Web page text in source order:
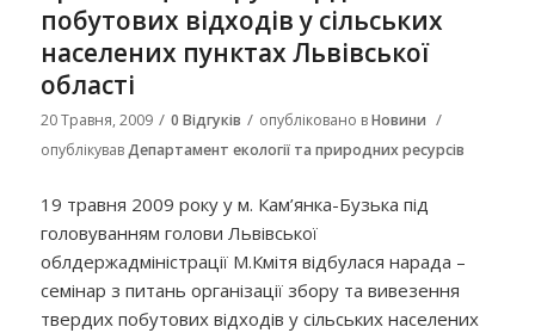
побутових відходів у сільських
населених пунктах Львівської
області
20 Травня, 2009 / 0 Відгуків / опубліковано вНовини /
опублікувавДепартамент екології та природних ресурсів
19 травня 2009 року у м. Кам’янка-Бузька під
головуванням голови Львівської
облдержадміністрації М.Кмітя відбулася нарада –
семінар з питань організації збору та вивезення
твердих побутових відходів у сільських населених